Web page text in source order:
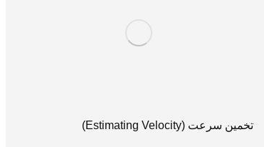
تخمین سرعت (Estimating Velocity)